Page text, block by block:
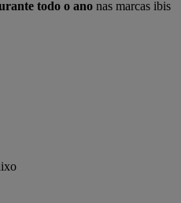
todo o ano nas marcas ibis